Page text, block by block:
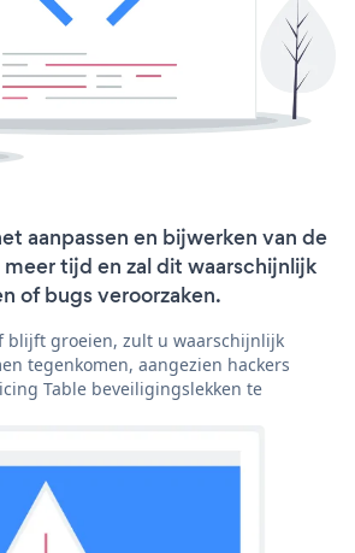
aanpassen en bijwerken van de
meer tijd en zal dit waarschijnlijk
of bugs veroorzaken.
blijft groeien, zult u waarschijnlijk
tegenkomen, aangezien hackers
Table beveiligingslekken te